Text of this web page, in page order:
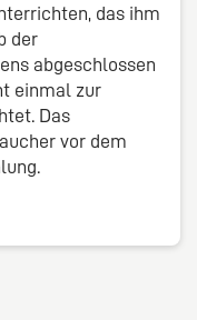
das ihm
der
abgeschlossen
einmal zur
Das
vor dem